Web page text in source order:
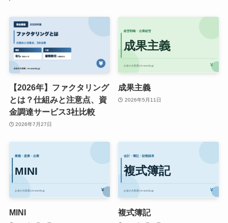
【2026年】ファクタリング
とは？仕組みと注意点、資
金調達サービス3社比較
2026年7月27日
成果主義
2026年5月11日
MINI 複式簿記